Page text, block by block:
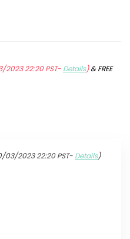
22:20 PST- Details)&FREE
03/2023 22:20 PST- Details)